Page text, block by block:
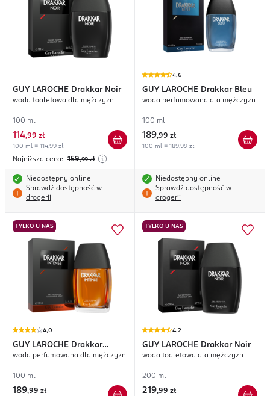
GUY LAROCHE Drakkar Noir
woda toaletowa dla mężczyzn
100 ml
114,99 zł
100 ml = 114,99 zł
Najniższa cena: 159,99 zł
Niedostępny online
Sprawdź dostępność w
drogerii
4,6
GUY LAROCHE Drakkar Bleu
woda perfumowana dla mężczyzn
100 ml
189,99 zł
100 ml = 189,99 zł
Niedostępny online
Sprawdź dostępność w
drogerii
TYLKO U NAS
4,0
GUY LAROCHE Drakkar
Intense
woda perfumowana dla mężczyzn
100 ml
189,99 zł
TYLKO U NAS
4,2
GUY LAROCHE Drakkar Noir
woda toaletowa dla mężczyzn
200 ml
219,99 zł